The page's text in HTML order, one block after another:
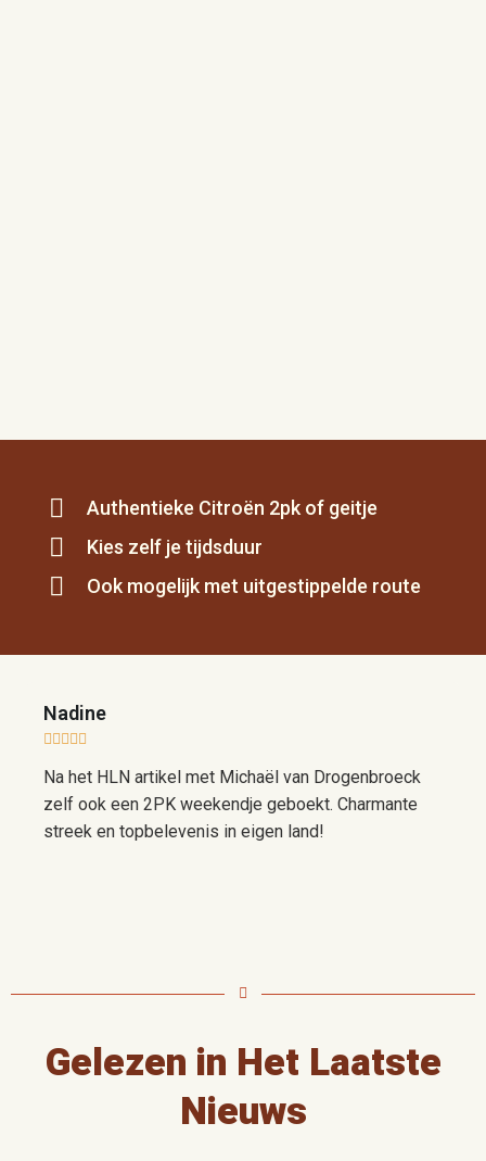
Authentieke Citroën 2pk of geitje
Kies zelf je tijdsduur
Ook mogelijk met uitgestippelde route
Nadine
    
Na het HLN artikel met Michaël van Drogenbroeck
zelf ook een 2PK weekendje geboekt. Charmante
streek en topbelevenis in eigen land!
Gelezen in Het Laatste
Nieuws